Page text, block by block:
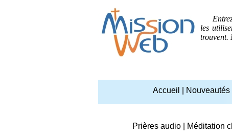
Entrez
les
trouvent.
Accueil Nouveautés
Prières audio Méditation